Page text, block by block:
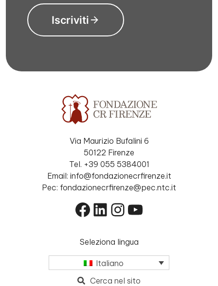
Iscriviti
Via Maurizio Bufalini 6
50122 Firenze
Tel. +39 055 5384001
Email: info@fondazionecrfirenze.it
Pec: fondazionecrfirenze@pec.ntc.it
Facebook
LinkedIn
Instagram
YouTube
Seleziona lingua
Italiano
Cerca nel sito